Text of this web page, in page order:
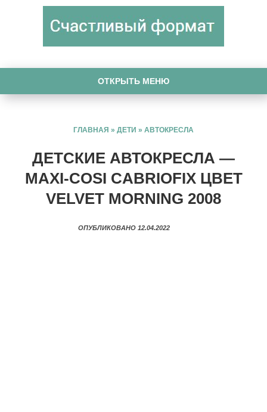
ОТКРЫТЬ МЕНЮ
ГЛАВНАЯ » ДЕТИ » АВТОКРЕСЛА
ДЕТСКИЕ АВТОКРЕСЛА —
MAXI-COSI CABRIOFIX ЦВЕТ
VELVET MORNING 2008
ОПУБЛИКОВАНО 12.04.2022